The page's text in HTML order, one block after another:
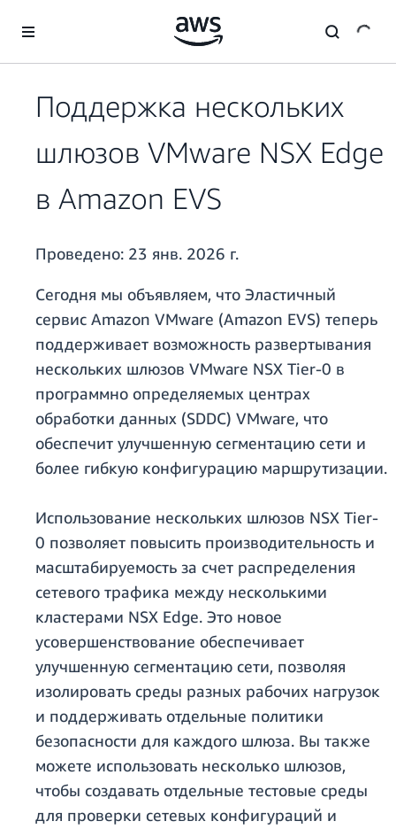
Перейти к главному контенту
Поддержка нескольких
шлюзов VMware NSX Edge
в Amazon EVS
Проведено: 23 янв. 2026 г.
Сегодня мы объявляем, что Эластичный
сервис Amazon VMware (Amazon EVS) теперь
поддерживает возможность развертывания
нескольких шлюзов VMware NSX Tier-0 в
программно определяемых центрах
обработки данных (SDDC) VMware, что
обеспечит улучшенную сегментацию сети и
более гибкую конфигурацию маршрутизации.
Использование нескольких шлюзов NSX Tier-
0 позволяет повысить производительность и
масштабируемость за счет распределения
сетевого трафика между несколькими
кластерами NSX Edge. Это новое
усовершенствование обеспечивает
улучшенную сегментацию сети, позволяя
изолировать среды разных рабочих нагрузок
и поддерживать отдельные политики
безопасности для каждого шлюза. Вы также
можете использовать несколько шлюзов,
чтобы создавать отдельные тестовые среды
для проверки сетевых конфигураций и